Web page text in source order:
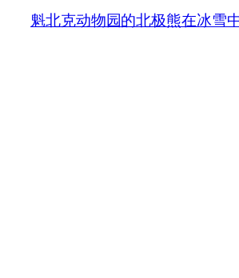
魁北克动物园的北极熊在冰雪